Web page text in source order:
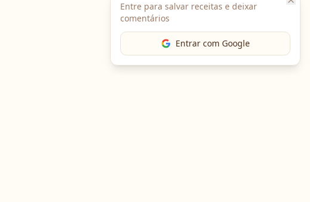
Entre para salvar receitas e deixar
comentários
Entrar com Google